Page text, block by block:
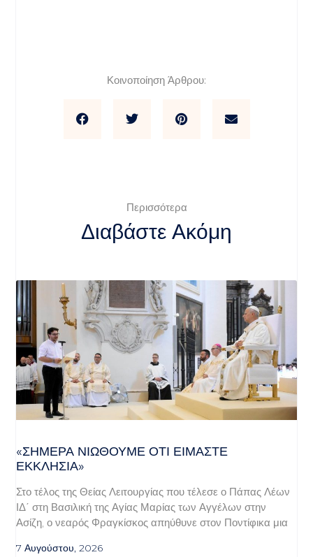
Κοινοποίηση Άρθρου:
Περισσότερα
Διαβάστε Ακόμη
«ΣΉΜΕΡΑ ΝΙΏΘΟΥΜΕ ΌΤΙ ΕΊΜΑΣΤΕ
ΕΚΚΛΗΣΊΑ»
Στο τέλος της Θείας Λειτουργίας που τέλεσε ο Πάπας Λέων
ΙΔ΄ στη Βασιλική της Αγίας Μαρίας των Αγγέλων στην
Ασίζη, ο νεαρός Φραγκίσκος απηύθυνε στον Ποντίφικα μια
7 Αυγούστου, 2026